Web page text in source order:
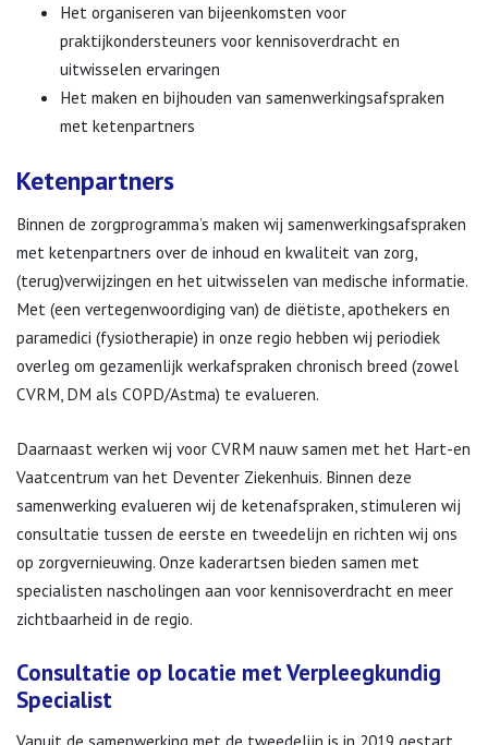
Het organiseren van bijeenkomsten voor
praktijkondersteuners voor kennisoverdracht en
uitwisselen ervaringen
Het maken en bijhouden van samenwerkingsafspraken
met ketenpartners
Ketenpartners
Binnen de zorgprogramma’s maken wij samenwerkingsafspraken
met ketenpartners over de inhoud en kwaliteit van zorg,
(terug)verwijzingen en het uitwisselen van medische informatie.
Met (een vertegenwoordiging van) de diëtiste, apothekers en
paramedici (fysiotherapie) in onze regio hebben wij periodiek
overleg om gezamenlijk werkafspraken chronisch breed (zowel
CVRM, DM als COPD/Astma) te evalueren.
Daarnaast werken wij voor CVRM nauw samen met het Hart-en
Vaatcentrum van het Deventer Ziekenhuis. Binnen deze
samenwerking evalueren wij de ketenafspraken, stimuleren wij
consultatie tussen de eerste en tweedelijn en richten wij ons
op zorgvernieuwing. Onze kaderartsen bieden samen met
specialisten nascholingen aan voor kennisoverdracht en meer
zichtbaarheid in de regio.
Consultatie op locatie met Verpleegkundig
Specialist